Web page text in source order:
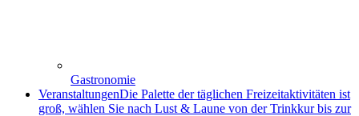
Gastronomie
VeranstaltungenDie Palette der täglichen Freizeitaktivitäten ist
groß, wählen Sie nach Lust & Laune von der Trinkkur bis zur